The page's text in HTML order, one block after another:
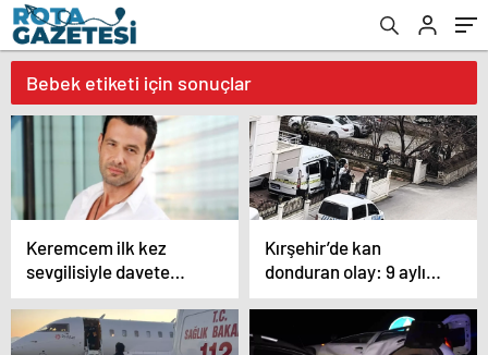
Bebek etiketi için sonuçlar
Keremcem ilk kez
sevgilisiyle davete
katıldı! Keremcem:
İlişkimiz yolunda
mutluyuz
Kırşehir’de kan
donduran olay: 9 aylık
hamile kadın kanlar
içerisinde bulundu!